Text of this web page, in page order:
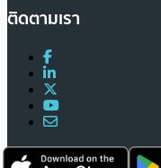
ติดตามเรา